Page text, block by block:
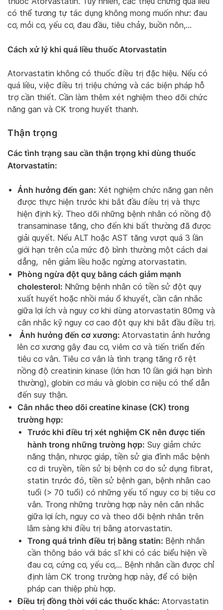
có thể tương tự tác dụng không mong muốn như: đau
cơ, mỏi cơ, yếu cơ, đau đầu, tiêu chảy, buồn nôn,…
Cách xử lý khi quá liều thuốc Atorvastatin
Atorvastatin không có thuốc điều trị đặc hiệu. Nếu có
quá liều, việc điều trị triệu chứng và các biện pháp hỗ
trợ cần thiết. Cần làm thêm xét nghiệm theo dõi chức
năng gan và CK trong huyết thanh.
Thận trọng
Các tình trạng sau cần thận trọng khi dùng thuốc
Atorvastatin:
Ảnh hưởng đến gan: Xét nghiệm chức năng gan nên
được thực hiện trước khi bắt đầu điều trị và thực
hiện định kỳ. Theo dõi những bệnh nhân có nồng độ
transaminase tăng, cho đến khi bất thường đã được
giải quyết. Nếu ALT hoặc AST tăng vượt quá 3 lần
giới hạn trên của mức độ bình thường một cách dai
dẳng, nên giảm liều hoặc ngừng atorvastatin.
Phòng ngừa đột quỵ bằng cách giảm mạnh
cholesterol: Những bệnh nhân có tiền sử đột quỵ
xuất huyết hoặc nhồi máu ổ khuyết, cần cân nhắc
giữa lợi ích và nguy cơ khi dùng atorvastatin 80mg và
cân nhắc kỹ nguy cơ cao đột quỵ khi bắt đầu điều trị.
Ảnh hưởng đến cơ xương: Atorvastatin ảnh hưởng
lên cơ xương gây đau cơ, viêm cơ và tiến triển đến
tiêu cơ vân. Tiêu cơ vân là tình trạng tăng rõ rệt
nồng độ creatinin kinase (lớn hơn 10 lần giới hạn bình
thường), globin cơ máu và globin cơ niệu có thể dẫn
đến suy thận.
Cân nhắc theo dõi creatine kinase (CK) trong
trường hợp:
Trước khi điều trị xét nghiệm CK nên được tiến
hành trong những trường hợp: Suy giảm chức
năng thận, nhược giáp, tiền sử gia đình mắc bệnh
cơ di truyền, tiền sử bị bệnh cơ do sử dụng fibrat,
statin trước đó, tiền sử bệnh gan, bệnh nhân cao
tuổi (> 70 tuổi) có những yếu tố nguy cơ bị tiêu cơ
vân. Trong những trường hợp này nên cân nhắc
giữa lợi ích, nguy cơ và theo dõi bệnh nhân trên
lâm sàng khi điều trị bằng atorvastatin.
Trong quá trình điều trị bằng statin: Bệnh nhân
cần thông báo với bác sĩ khi có các biểu hiện về
đau cơ, cứng cơ, yếu cơ,… Bệnh nhân cần được chỉ
định làm CK trong trường hợp này, để có biện
pháp can thiệp phù hợp.
Điều trị đồng thời với các thuốc khác: Atorvastatin